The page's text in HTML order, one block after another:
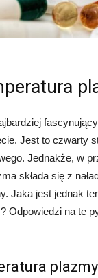
Jest to czwarty
Jednakże, w
składa się z
Jaka jest jednak
Odpowiedzi na te